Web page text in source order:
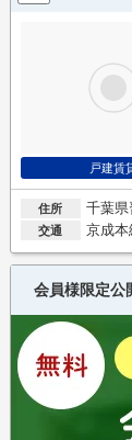
戸建賃
住所 千葉県
交通 京成本
会員様限定公